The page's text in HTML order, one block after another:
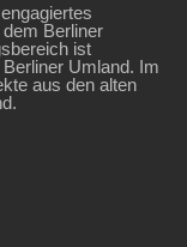
Berliner
ist
Umland. Im
aus den alten